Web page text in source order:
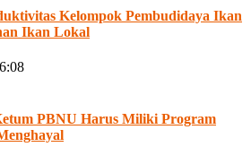
Kelompok Pembudidaya Ikan
Ikan Lokal
PBNU Harus Miliki Program